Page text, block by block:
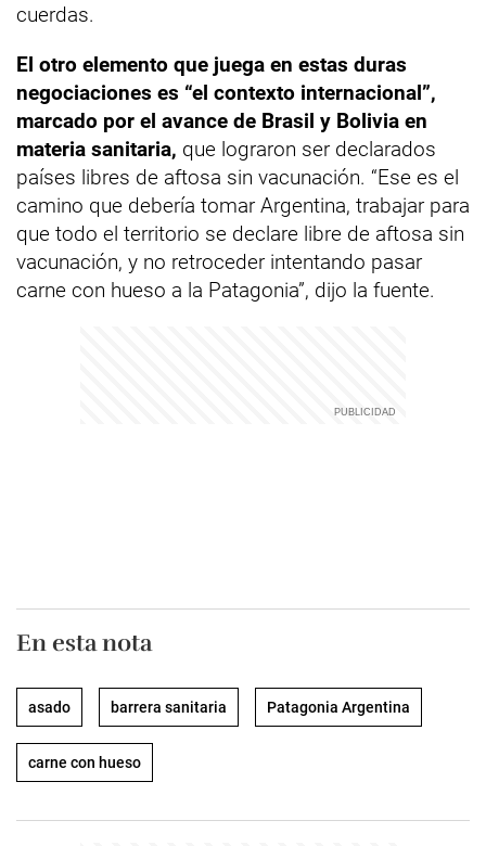
cuerdas.
El otro elemento que juega en estas duras
negociaciones es “el contexto internacional”,
marcado por el avance de Brasil y Bolivia en
materia sanitaria, que lograron ser declarados
países libres de aftosa sin vacunación. “Ese es el
camino que debería tomar Argentina, trabajar para
que todo el territorio se declare libre de aftosa sin
vacunación, y no retroceder intentando pasar
carne con hueso a la Patagonia”, dijo la fuente.
En esta nota
asado barrera sanitaria Patagonia Argentina
carne con hueso